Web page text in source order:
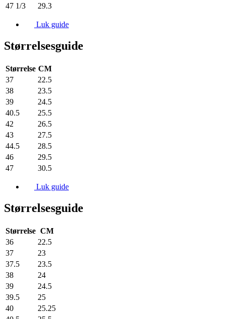
47 1/3
29.3
Luk guide
Størrelsesguide
Størrelse CM
37
22.5
38
23.5
39
24.5
40.5
25.5
42
26.5
43
27.5
44.5
28.5
46
29.5
47
30.5
Luk guide
Størrelsesguide
Størrelse CM
36
22.5
37
23
37.5
23.5
38
24
39
24.5
39.5
25
40
25.25